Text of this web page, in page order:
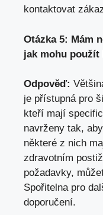
kontaktovat
Otázka 5: Mám
jak mohu použít⁤
Odpověď:
je přístupná pro
kteří mají
navrženy‌ tak,
některé z nich
zdravotním
požadavky,
⁢Spořitelna pro
‍doporučení.